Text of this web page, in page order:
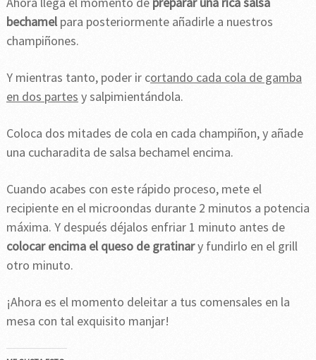
bechamelpara posteriormente añadirle a nuestros
champiñones.
Y mientras tanto, poder ir cortando cada cola de gamba
en dos partes y salpimientándola.
Coloca dos mitades de cola en cada champiñon, y añade
una cucharadita de salsa bechamel encima.
Cuando acabes con este rápido proceso, mete el
recipiente en el microondas durante 2 minutos a potencia
máxima. Y después déjalos enfriar 1 minuto antes de
colocar encima el queso de gratinary fundirlo en el grill
otro minuto.
¡Ahora es el momento deleitar a tus comensales en la
mesa con tal exquisito manjar!